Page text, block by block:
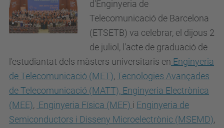
d'Enginyeria de
Telecomunicació de Barcelona
(ETSETB) va celebrar, el dijous 2
de juliol, l'acte de graduació de
l'estudiantat dels màsters universitaris en Enginyeria
de Telecomunicació (MET), Tecnologies Avançades
de Telecomunicació (MATT), Enginyeria Electrònica
(MEE), Enginyeria Física (MEF) i Enginyeria de
Semiconductors i Disseny Microelectrònic (MSEMD),